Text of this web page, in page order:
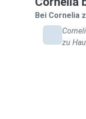
Bei Cornelia
zu